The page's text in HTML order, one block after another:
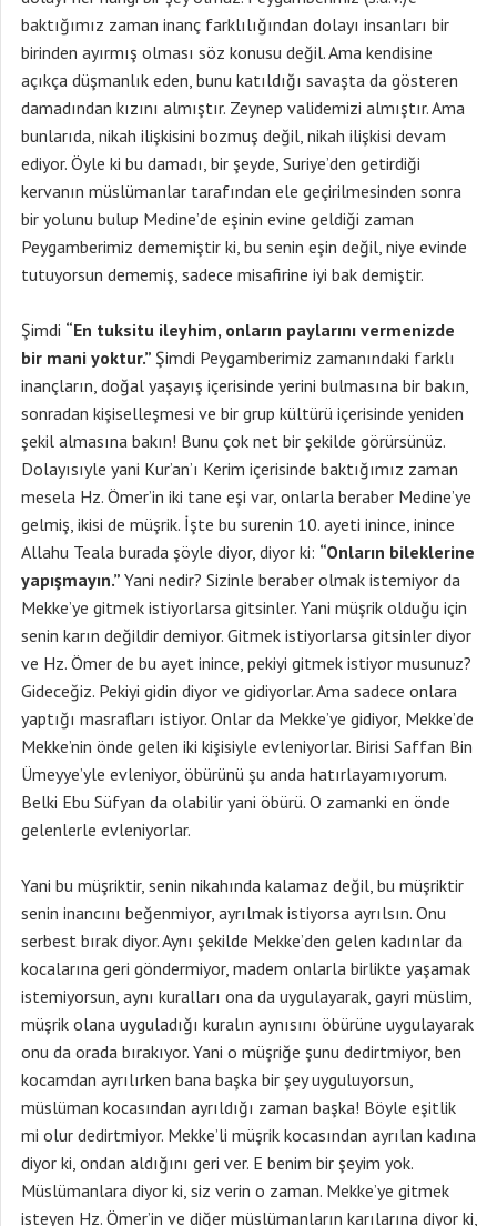
baktığımız zaman inanç farklılığından dolayı insanları bir
birinden ayırmış olması söz konusu değil. Ama kendisine
açıkça düşmanlık eden, bunu katıldığı savaşta da gösteren
damadından kızını almıştır. Zeynep validemizi almıştır. Ama
bunlarıda, nikah ilişkisini bozmuş değil, nikah ilişkisi devam
ediyor. Öyle ki bu damadı, bir şeyde, Suriye’den getirdiği
kervanın müslümanlar tarafından ele geçirilmesinden sonra
bir yolunu bulup Medine’de eşinin evine geldiği zaman
Peygamberimiz dememiştir ki, bu senin eşin değil, niye evinde
tutuyorsun dememiş, sadece misafirine iyi bak demiştir.
Şimdi “En tuksitu ileyhim, onların paylarını vermenizde
bir mani yoktur.” Şimdi Peygamberimiz zamanındaki farklı
inançların, doğal yaşayış içerisinde yerini bulmasına bir bakın,
sonradan kişiselleşmesi ve bir grup kültürü içerisinde yeniden
şekil almasına bakın! Bunu çok net bir şekilde görürsünüz.
Dolayısıyle yani Kur’an’ı Kerim içerisinde baktığımız zaman
mesela Hz. Ömer’in iki tane eşi var, onlarla beraber Medine’ye
gelmiş, ikisi de müşrik. İşte bu surenin 10. ayeti inince, inince
Allahu Teala burada şöyle diyor, diyor ki: “Onların bileklerine
yapışmayın.” Yani nedir? Sizinle beraber olmak istemiyor da
Mekke’ye gitmek istiyorlarsa gitsinler. Yani müşrik olduğu için
senin karın değildir demiyor. Gitmek istiyorlarsa gitsinler diyor
ve Hz. Ömer de bu ayet inince, pekiyi gitmek istiyor musunuz?
Gideceğiz. Pekiyi gidin diyor ve gidiyorlar. Ama sadece onlara
yaptığı masrafları istiyor. Onlar da Mekke’ye gidiyor, Mekke’de
Mekke’nin önde gelen iki kişisiyle evleniyorlar. Birisi Saffan Bin
Ümeyye’yle evleniyor, öbürünü şu anda hatırlayamıyorum.
Belki Ebu Süfyan da olabilir yani öbürü. O zamanki en önde
gelenlerle evleniyorlar.
Yani bu müşriktir, senin nikahında kalamaz değil, bu müşriktir
senin inancını beğenmiyor, ayrılmak istiyorsa ayrılsın. Onu
serbest bırak diyor. Aynı şekilde Mekke’den gelen kadınlar da
kocalarına geri göndermiyor, madem onlarla birlikte yaşamak
istemiyorsun, aynı kuralları ona da uygulayarak, gayri müslim,
müşrik olana uyguladığı kuralın aynısını öbürüne uygulayarak
onu da orada bırakıyor. Yani o müşriğe şunu dedirtmiyor, ben
kocamdan ayrılırken bana başka bir şey uyguluyorsun,
müslüman kocasından ayrıldığı zaman başka! Böyle eşitlik
mi olur dedirtmiyor. Mekke’li müşrik kocasından ayrılan kadına
diyor ki, ondan aldığını geri ver. E benim bir şeyim yok.
Müslümanlara diyor ki, siz verin o zaman. Mekke’ye gitmek
isteyen Hz. Ömer’in ve diğer müslümanların karılarına diyor ki,